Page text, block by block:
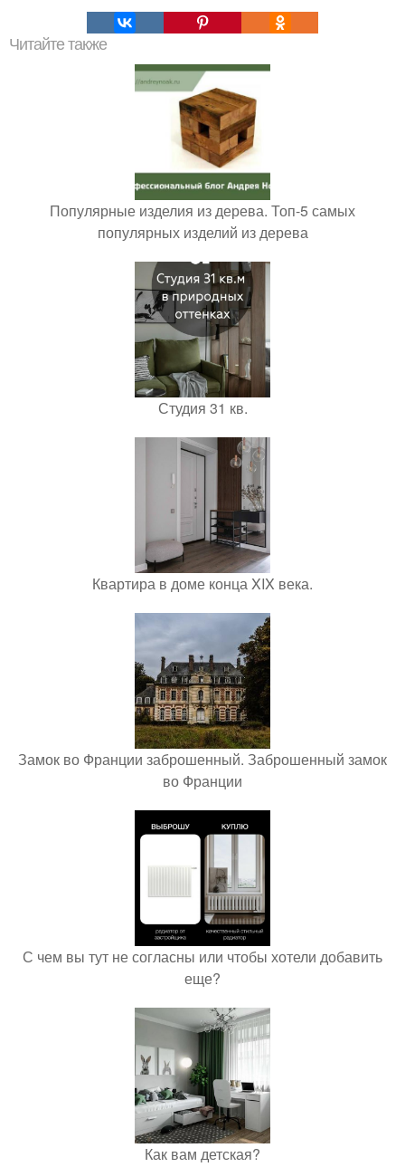
Читайте также
Популярные изделия из дерева. Топ-5 самых
популярных изделий из дерева
Студия 31 кв.
Квартира в доме конца XIX века.
Замок во Франции заброшенный. Заброшенный замок
во Франции
С чем вы тут не согласны или чтобы хотели добавить
еще?
Как вам детская?